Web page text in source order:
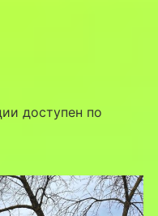
доступен по